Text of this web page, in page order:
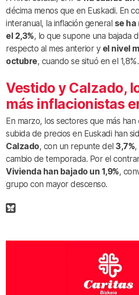
décima menos que en Euskadi. En
interanual, la inflación general se ha
el 2,3%, lo que supone una bajada
respecto al mes anterior y el nivel
octubre, cuando se situó en el 1,8%.
Vestido y Calzado,
más inflacionistas
En marzo, los sectores que más
subida de precios en Euskadi han
Calzado, con un repunte del 3,7%,
cambio de temporada. Por el
Vivienda han bajado un 1,9%,
grupo con mayor descenso.